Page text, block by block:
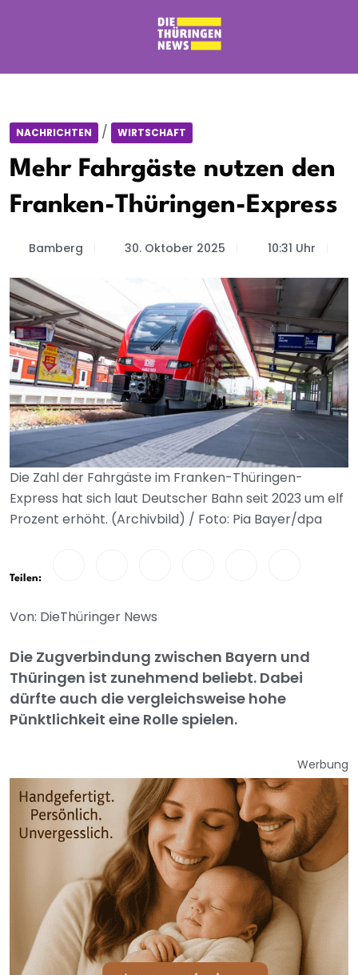
NACHRICHTEN / WIRTSCHAFT
Mehr Fahrgäste nutzen den
Franken-Thüringen-Express
Bamberg 30. Oktober 2025 10:31 Uhr
Die Zahl der Fahrgäste im Franken-Thüringen-
Express hat sich laut Deutscher Bahn seit 2023 um elf
Prozent erhöht. (Archivbild) / Foto: Pia Bayer/dpa
Teilen:
Von: DieThüringer News
Die Zugverbindung zwischen Bayern und
Thüringen ist zunehmend beliebt. Dabei
dürfte auch die vergleichsweise hohe
Pünktlichkeit eine Rolle spielen.
Werbung